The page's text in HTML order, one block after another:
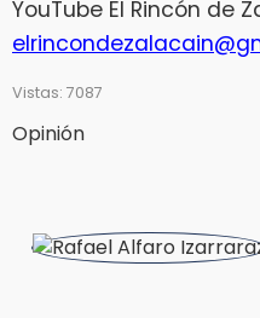
YouTube El Rincón de
Vistas: 7087
Opinión